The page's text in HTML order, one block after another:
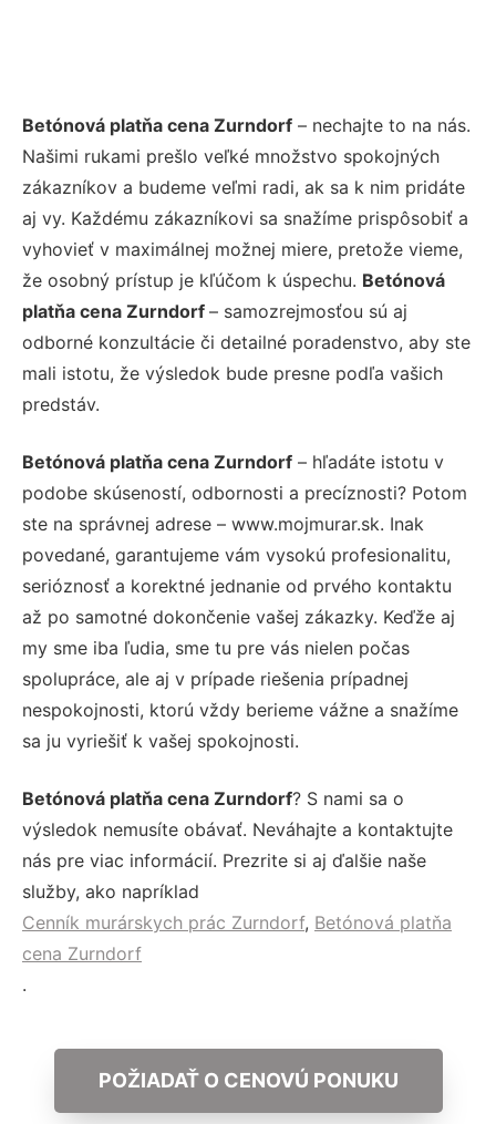
Betónová platňa cena Zurndorf – nechajte to na nás.
Našimi rukami prešlo veľké množstvo spokojných
zákazníkov a budeme veľmi radi, ak sa k nim pridáte
aj vy. Každému zákazníkovi sa snažíme prispôsobiť a
vyhovieť v maximálnej možnej miere, pretože vieme,
že osobný prístup je kľúčom k úspechu. Betónová
platňa cena Zurndorf – samozrejmosťou sú aj
odborné konzultácie či detailné poradenstvo, aby ste
mali istotu, že výsledok bude presne podľa vašich
predstáv.
Betónová platňa cena Zurndorf – hľadáte istotu v
podobe skúseností, odbornosti a precíznosti? Potom
ste na správnej adrese – www.mojmurar.sk. Inak
povedané, garantujeme vám vysokú profesionalitu,
serióznosť a korektné jednanie od prvého kontaktu
až po samotné dokončenie vašej zákazky. Keďže aj
my sme iba ľudia, sme tu pre vás nielen počas
spolupráce, ale aj v prípade riešenia prípadnej
nespokojnosti, ktorú vždy berieme vážne a snažíme
sa ju vyriešiť k vašej spokojnosti.
Betónová platňa cena Zurndorf? S nami sa o
výsledok nemusíte obávať. Neváhajte a kontaktujte
nás pre viac informácií. Prezrite si aj ďalšie naše
služby, ako napríklad
Cenník murárskych prác Zurndorf, Betónová platňa
cena Zurndorf
.
POŽIADAŤ O CENOVÚ PONUKU